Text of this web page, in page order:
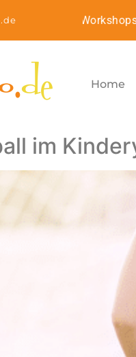
Online
Home
im